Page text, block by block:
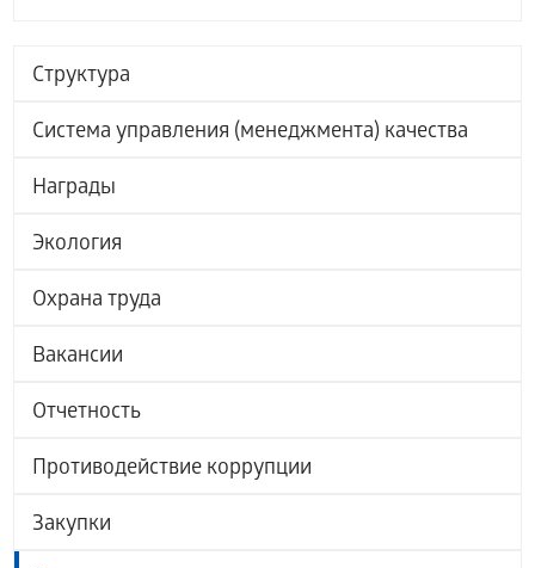
Структура
Система управления (менеджмента) качества
Награды
Экология
Охрана труда
Вакансии
Отчетность
Противодействие коррупции
Закупки